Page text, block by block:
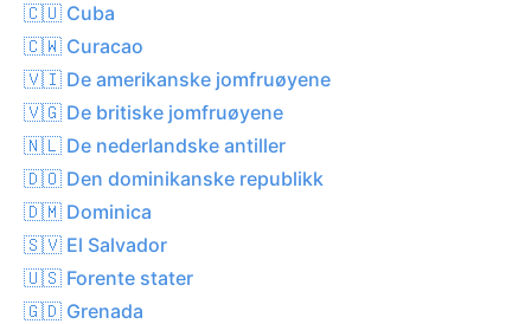
🇨🇺 Cuba
🇨🇼 Curacao
🇻🇮 De amerikanske jomfruøyene
🇻🇬 De britiske jomfruøyene
🇳🇱 De nederlandske antiller
🇩🇴 Den dominikanske republikk
🇩🇲 Dominica
🇸🇻 El Salvador
🇺🇸 Forente stater
🇬🇩 Grenada